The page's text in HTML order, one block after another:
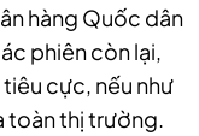
hàng Quốc dân
phiên còn lại,
cực, nếu như
toàn thị trường.